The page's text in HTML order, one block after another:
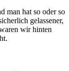
man hat so oder so
gelassener,
wir hinten